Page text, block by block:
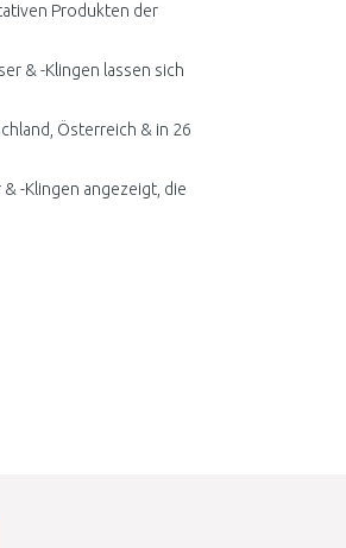
Produkten der
& -Klingen lassen sich
Österreich & in 26
-Klingen angezeigt, die